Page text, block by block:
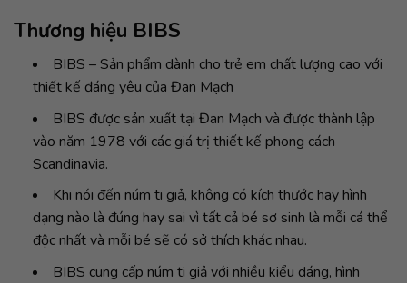
Thương hiệu BIBS
BIBS – Sản phẩm dành cho trẻ em chất lượng cao với
thiết kế đáng yêu của Đan Mạch
BIBS được sản xuất tại Đan Mạch và được thành lập
vào năm 1978 với các giá trị thiết kế phong cách
Scandinavia.
Khi nói đến núm ti giả, không có kích thước hay hình
dạng nào là đúng hay sai vì tất cả bé sơ sinh là mỗi cá thể
độc nhất và mỗi bé sẽ có sở thích khác nhau.
BIBS cung cấp núm ti giả với nhiều kiểu dáng, hình